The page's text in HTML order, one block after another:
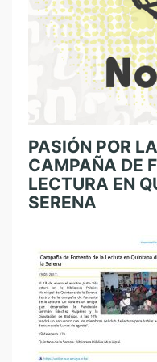
PASIÓN POR
CAMPAÑA DE
LECTURA EN
SERENA